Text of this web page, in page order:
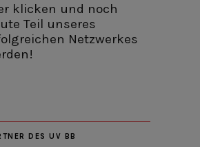
klicken und noch
Teil unseres
Netzwerkes
DES UV BB